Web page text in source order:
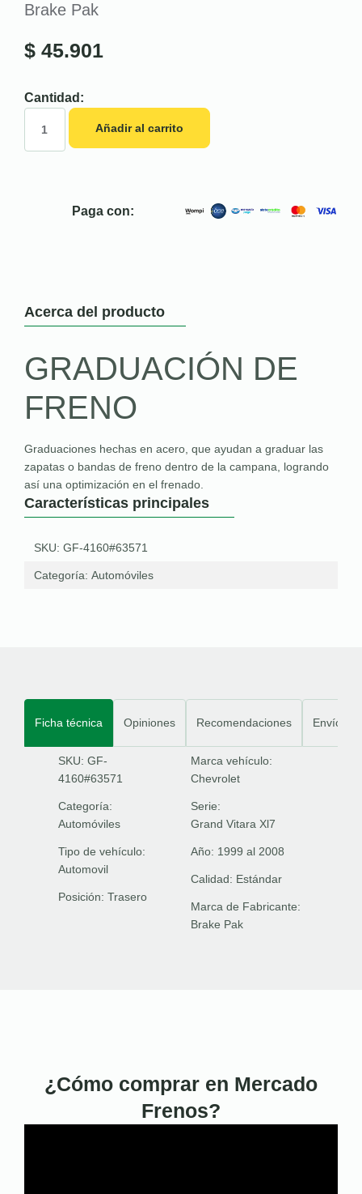
Brake Pak
$ 45.901
Cantidad:
Añadir al carrito
Paga con:
Acerca del producto
GRADUACIÓN DE
FRENO
Graduaciones hechas en acero, que ayudan a graduar las
zapatas o bandas de freno dentro de la campana, logrando
así una optimización en el frenado.
Características principales
SKU: GF-4160#63571
Categoría: Automóviles
Ficha técnica Opiniones Recomendaciones Envíos
SKU: GF-
4160#63571
Categoría:
Automóviles
Tipo de vehículo:
Automovil
Posición: Trasero
Marca vehículo:
Chevrolet
Serie:
Grand Vitara Xl7
Año: 1999 al 2008
Calidad: Estándar
Marca de Fabricante:
Brake Pak
¿Cómo comprar en Mercado
Frenos?